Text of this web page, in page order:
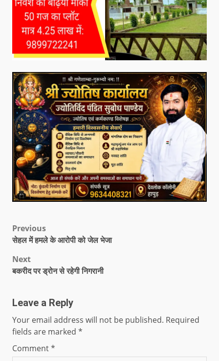
Previous
सेहल में हमले के आरोपी को जेल भेजा
Next
बकरीद पर ड्रोन से रहेगी निगरानी
Leave a Reply
Your email address will not be published. Required
fields are marked *
Comment*